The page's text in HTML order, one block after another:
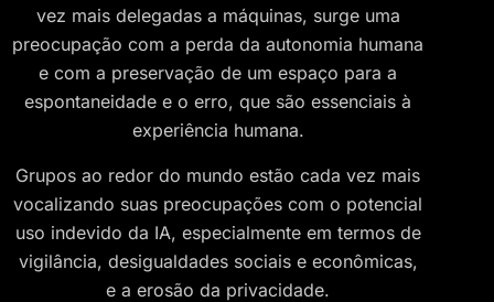
vez mais delegadas a máquinas, surge uma
preocupação com a perda da autonomia humana
e com a preservação de um espaço para a
espontaneidade e o erro, que são essenciais à
experiência humana.
Grupos ao redor do mundo estão cada vez mais
vocalizando suas preocupações com o potencial
uso indevido da IA, especialmente em termos de
vigilância, desigualdades sociais e econômicas,
e a erosão da privacidade.